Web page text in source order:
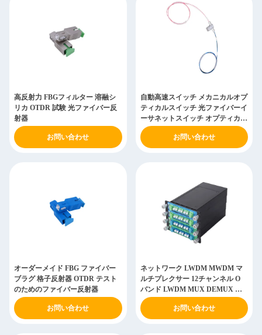
高反射力 FBGフィルター 溶融シ
リカ OTDR 試験 光ファイバー反
射器
お問い合わせ
自動高速スイッチ メカニカルオプ
ティカルスイッチ 光ファイバーイ
ーサネットスイッチ オプティカル
通信用
お問い合わせ
オーダーメイド FBG ファイバー
ブラグ 格子反射器 OTDR テスト
のためのファイバー反射器
お問い合わせ
ネットワーク LWDM MWDM マ
ルチプレクサー 12チャンネル O
バンド LWDM MUX DEMUX デ
ィビジョン マルチプレクシング
お問い合わせ